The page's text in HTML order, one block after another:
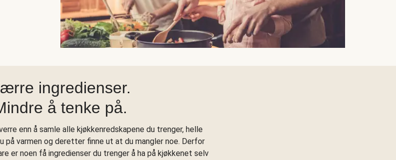
ingredienser.
å tenke på.
enn å samle alle kjøkkenredskapene du trenger, helle
på varmen og deretter finne ut at du mangler noe. Derfor
er noen få ingredienser du trenger å ha på kjøkkenet selv